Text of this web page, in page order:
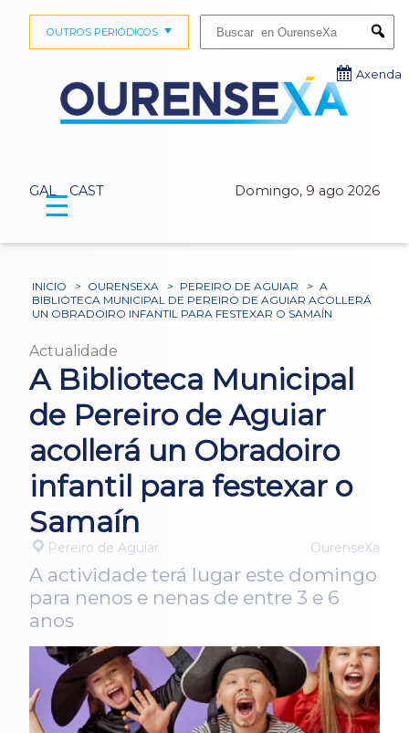
GAL CAST Domingo, 9 ago 2026
OUTROS PERIÓDICOS
Axenda
☰
INICIO > OURENSEXA > PEREIRO DE AGUIAR > A
BIBLIOTECA MUNICIPAL DE PEREIRO DE AGUIAR ACOLLERÁ
UN OBRADOIRO INFANTIL PARA FESTEXAR O SAMAÍN
Actualidade
A Biblioteca Municipal
de Pereiro de Aguiar
acollerá un Obradoiro
infantil para festexar o
Samaín
Pereiro de Aguiar OurenseXa
A actividade terá lugar este domingo
para nenos e nenas de entre 3 e 6
anos